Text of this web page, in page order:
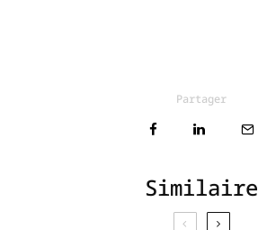
Partager
Similaire